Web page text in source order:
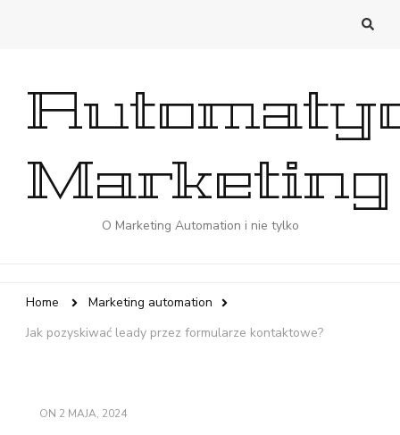
Marketing
O Marketing Automation i nie tylko
Home
Marketing automation
Jak pozyskiwać leady przez formularze kontaktowe?
ON 2 MAJA, 2024